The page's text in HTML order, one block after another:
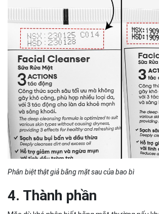
Phân biệt thật giả bằng mặt sau của bao bì
4. Thành phần